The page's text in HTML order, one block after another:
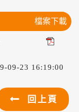
檔案下載
09-23 16:19:00
回上頁